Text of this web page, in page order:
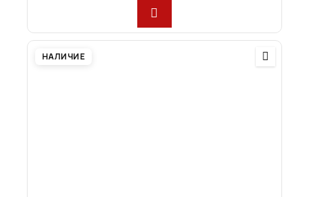
НАЛИЧИЕ